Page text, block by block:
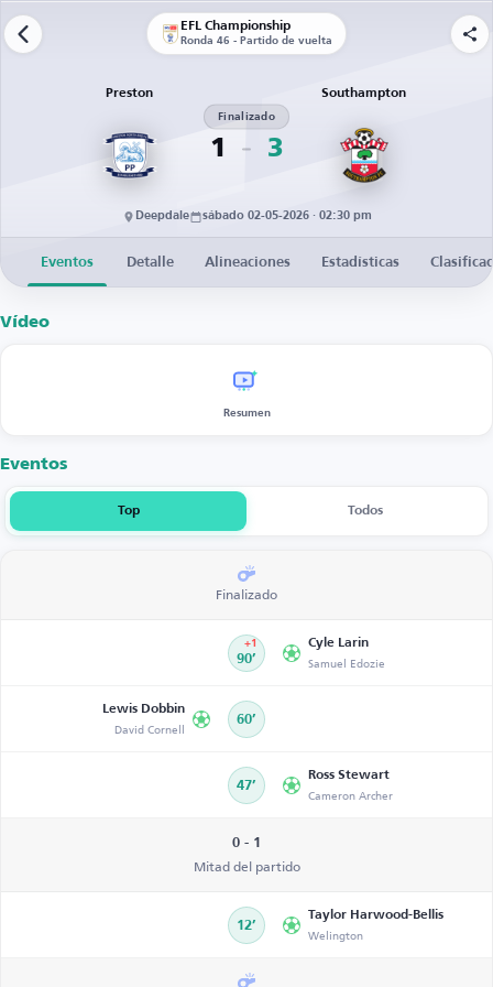
EFL Championship
Ronda 46 - Partido de vuelta
Preston
1
Finalizado
3
Southampton
Deepdale sábado 02-05-2026 · 02:30 pm
Eventos Detalle Alineaciones Estadísticas
Vídeo
Resumen
Eventos
Top Todos
Finalizado
90’
+1 Cyle Larin
Samuel Edozie
Lewis Dobbin
David Cornell 60’
47’
Ross Stewart
Cameron Archer
0 - 1
Mitad del partido
12’
Taylor Harwood-Bellis
Welington